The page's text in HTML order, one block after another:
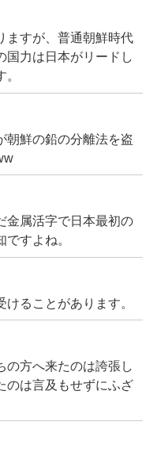
ますが、普通朝鮮時代
国力は日本がリードし
朝鮮の鉛の分離法を盗
金属活字で日本最初の
すよね。
ることがあります。
の方へ来たのは誇張し
のは言及もせずにふざ